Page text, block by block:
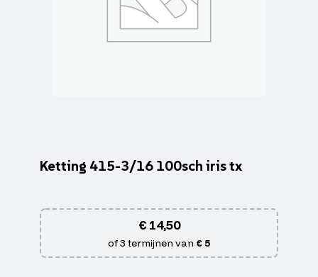
Ketting 415-3/16 100sch iris tx
€14,50
of 3 termijnen van € 5